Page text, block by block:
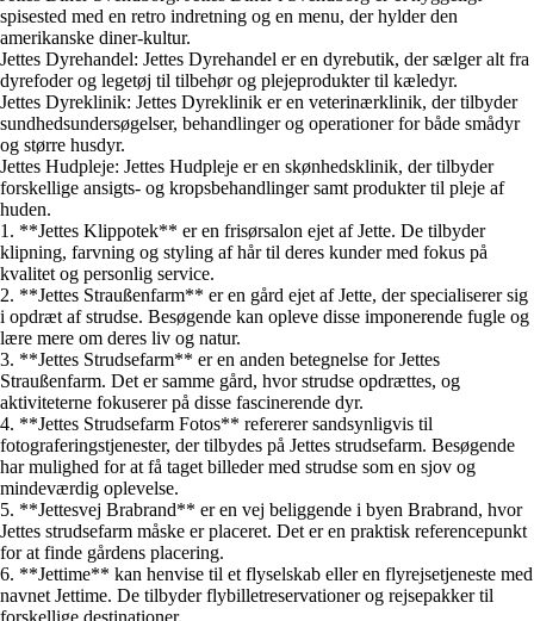
spisested med en retro indretning og en menu, der hylder den
amerikanske diner-kultur.
Jettes Dyrehandel: Jettes Dyrehandel er en dyrebutik, der sælger alt fra
dyrefoder og legetøj til tilbehør og plejeprodukter til kæledyr.
Jettes Dyreklinik: Jettes Dyreklinik er en veterinærklinik, der tilbyder
sundhedsundersøgelser, behandlinger og operationer for både smådyr
og større husdyr.
Jettes Hudpleje: Jettes Hudpleje er en skønhedsklinik, der tilbyder
forskellige ansigts- og kropsbehandlinger samt produkter til pleje af
huden.
1. **Jettes Klippotek** er en frisørsalon ejet af Jette. De tilbyder
klipning, farvning og styling af hår til deres kunder med fokus på
kvalitet og personlig service.
2. **Jettes Straußenfarm** er en gård ejet af Jette, der specialiserer sig
i opdræt af strudse. Besøgende kan opleve disse imponerende fugle og
lære mere om deres liv og natur.
3. **Jettes Strudsefarm** er en anden betegnelse for Jettes
Straußenfarm. Det er samme gård, hvor strudse opdrættes, og
aktiviteterne fokuserer på disse fascinerende dyr.
4. **Jettes Strudsefarm Fotos** refererer sandsynligvis til
fotograferingstjenester, der tilbydes på Jettes strudsefarm. Besøgende
har mulighed for at få taget billeder med strudse som en sjov og
mindeværdig oplevelse.
5. **Jettesvej Brabrand** er en vej beliggende i byen Brabrand, hvor
Jettes strudsefarm måske er placeret. Det er en praktisk referencepunkt
for at finde gårdens placering.
6. **Jettime** kan henvise til et flyselskab eller en flyrejsetjeneste med
navnet Jettime. De tilbyder flybilletreservationer og rejsepakker til
forskellige destinationer.